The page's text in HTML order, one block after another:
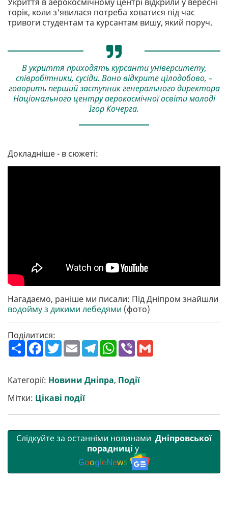
торік, коли з'явилася потреба ховатися під час
тривоги студентам та курсантам вишу, який поруч.
В укриття приходять курсанти університету,
співробітники, сусіди. Воно відкрите цілодобово, –
говорить перший заступник генерального директора
Національного центру аерокосмічної освіти молоді
Ігор Кочерга.
Докладніше - в сюжеті:
Нагадаємо, раніше ми писали: Під Дніпром знайшли
водойму з дикими лебедями (фото)
Поділитися:
П
о
р
и
и
F
a
b
o
o
k
T
w
t
e
E
m
l
T
e
g
r
W
h
s
A
V
r
Категорії: Новини Дніпра, Події
Мітки: Цікаві події
Слідкуйте за останніми новинами Дніпровської
порадниці у
GoogleNews